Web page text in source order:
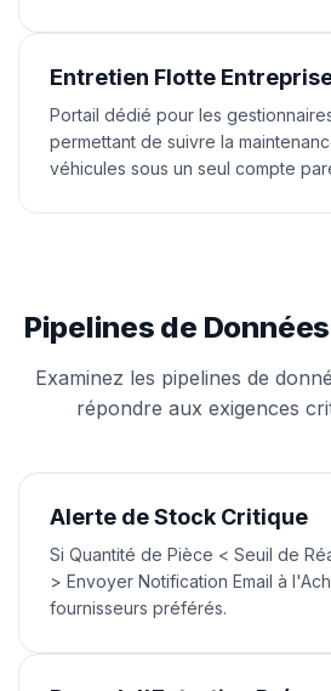
Entretien Flotte
Portail dédié pour les
permettant de suivre la
véhicules sous un seul compte
Pipelines de
Examinez les pipelines de
répondre aux exigences
Alerte de Stock Critique
Si Quantité de Pièce < Seuil de
> Envoyer Notification Email à
fournisseurs préférés.